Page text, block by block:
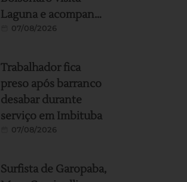
Laguna e acompanha
pesca artesanal com
07/08/2026
Trabalhador fica
preso após barranco
desabar durante
serviço em Imbituba
07/08/2026
Surfista de Garopaba,